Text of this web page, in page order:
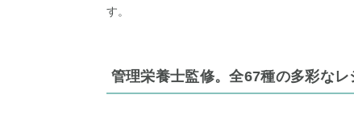
す。
管理栄養士監修。全67種の多彩な